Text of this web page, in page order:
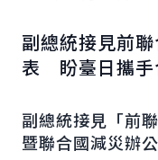
副總統接見前
表 盼臺日攜手
副總統接見「前
暨聯合國減災辦